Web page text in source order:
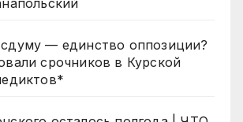
— единство оппозиции?
срочников в Курской